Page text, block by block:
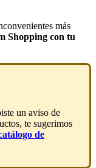
más
Shopping con tu
un aviso de
te sugerimos
de